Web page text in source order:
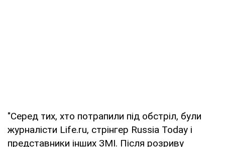
"Серед тих, хто потрапили під обстріл, були
журналісти Life.ru, стрінгер Russia Today і
представники інших ЗМІ. Після розриву